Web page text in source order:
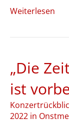
Weiterlesen
„Die
ist
2022 in